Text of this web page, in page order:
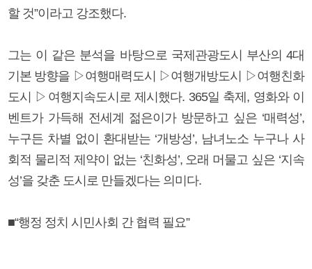
할 것”이라고 강조했다.
그는 이 같은 분석을 바탕으로 국제관광도시 부산의 4대
기본 방향을 ▷여행매력도시 ▷여행개방도시 ▷여행친화
도시 ▷여행지속도시로 제시했다. 365일 축제, 영화와 이
벤트가 가득해 전세계 젊은이가 방문하고 싶은 ‘매력성’,
누구든 차별 없이 환대받는 ‘개방성’, 남녀노소 누구나 사
회적 물리적 제약이 없는 ‘친화성’, 오래 머물고 싶은 ‘지속
성’을 갖춘 도시로 만들겠다는 의미다.
■“행정 정치 시민사회 간 협력 필요”